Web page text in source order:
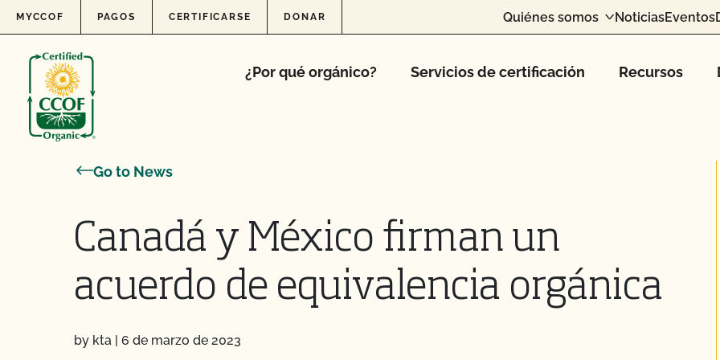
Skip to content
MYCCOF PAGOS CERTIFICARSE DONAR Quiénes somos NoticiasEventos
¿Por qué orgánico? Servicios de certificación Recursos
Go to News
Canadá y México firman un
acuerdo de equivalencia orgánica
by kta | 6 de marzo de 2023